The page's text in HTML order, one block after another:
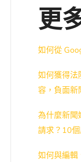
更
如何從
如何獲得法
容，負面新
為什麼新聞
請求？10
如何與編輯